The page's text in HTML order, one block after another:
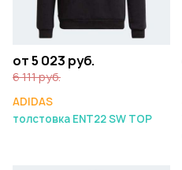
от 5 023 руб.
6 111 руб.
ADIDAS
толстовка ENT22 SW TOP